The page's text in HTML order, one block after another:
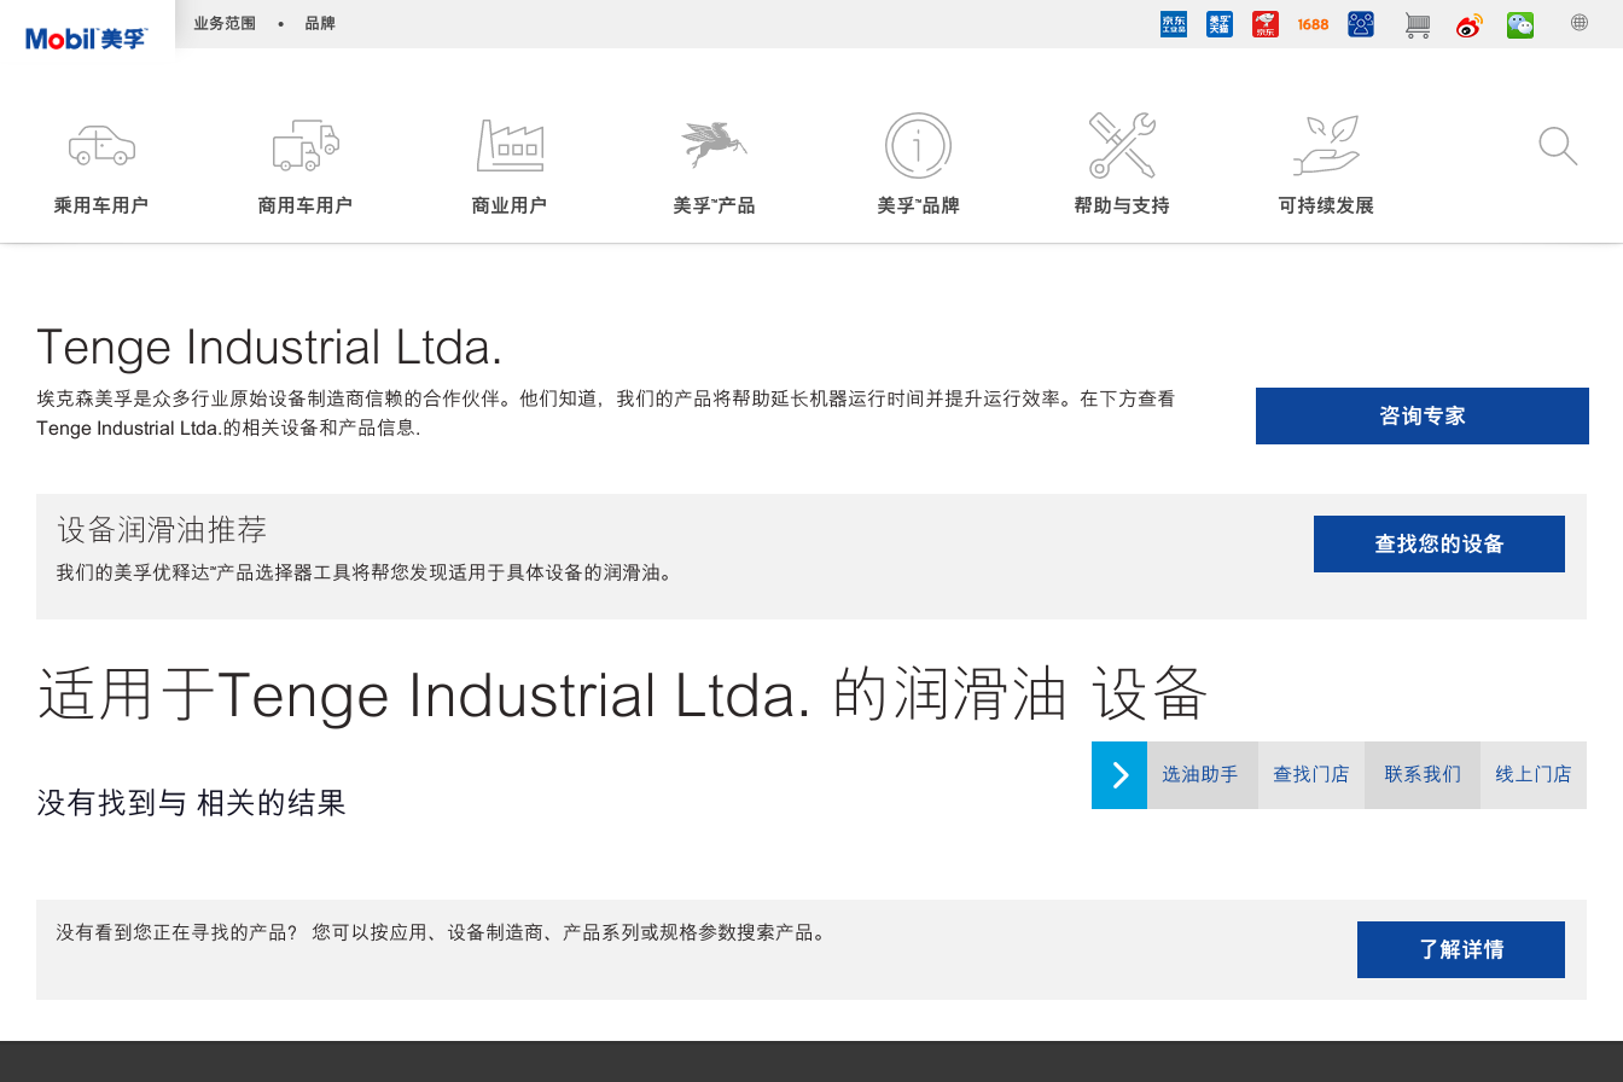
业务范围 • 品牌
乘用车用户 商用车用户 商业用户 美孚™产品 美孚™品牌 帮助与支持 可持续发展
选油助手 查找门店 联系我们 线上门店
Tenge Industrial Ltda.
埃克森美孚是众多行业原始设备制造商信赖的合作伙伴。他们知道，我们的产品将帮助延长机器运行时间并提升运行效率。在下方查看
Tenge Industrial Ltda.的相关设备和产品信息.
咨询专家
设备润滑油推荐
我们的美孚优释达℠产品选择器工具将帮您发现适用于具体设备的润滑油。
查找您的设备
适用于Tenge Industrial Ltda. 的润滑油 设备
没有找到与 相关的结果
没有看到您正在寻找的产品？ 您可以按应用、设备制造商、产品系列或规格参数搜索产品。
了解详情